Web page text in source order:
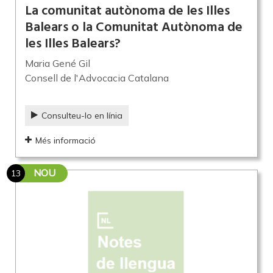
La comunitat autònoma de les Illes
Balears o la Comunitat Autònoma de
les Illes Balears?
Maria Gené Gil
Consell de l'Advocacia Catalana
Consulteu-lo en línia
Més informació
13 NOU